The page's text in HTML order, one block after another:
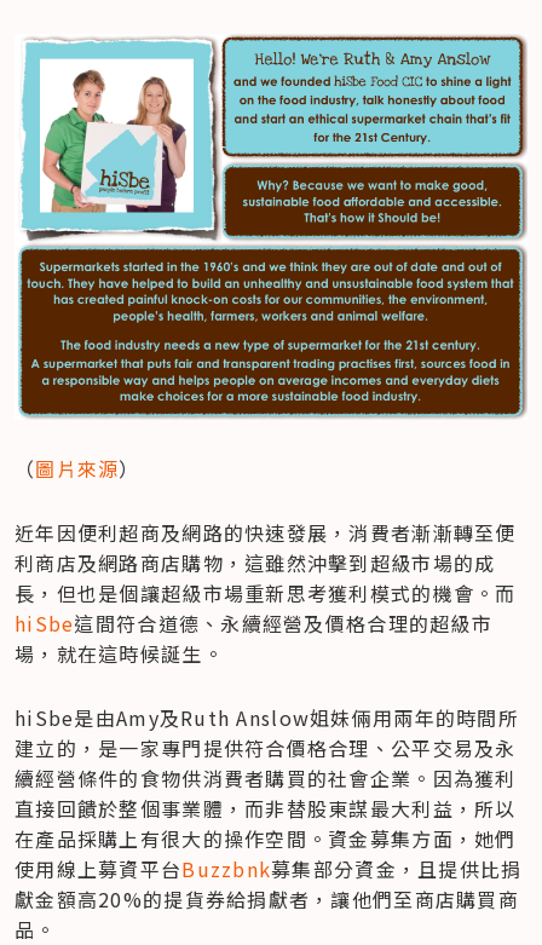
（圖片來源）
近年因便利超商及網路的快速發展，消費者漸漸轉至便
利商店及網路商店購物，這雖然沖擊到超級市場的成
長，但也是個讓超級市場重新思考獲利模式的機會。而
hiSbe這間符合道德、永續經營及價格合理的超級市
場，就在這時候誕生。
hiSbe是由Amy及Ruth Anslow姐妹倆用兩年的時間所
建立的，是一家專門提供符合價格合理、公平交易及永
續經營條件的食物供消費者購買的社會企業。因為獲利
直接回饋於整個事業體，而非替股東謀最大利益，所以
在產品採購上有很大的操作空間。資金募集方面，她們
使用線上募資平台Buzzbnk募集部分資金，且提供比捐
獻金額高20%的提貨券給捐獻者，讓他們至商店購買商
品。